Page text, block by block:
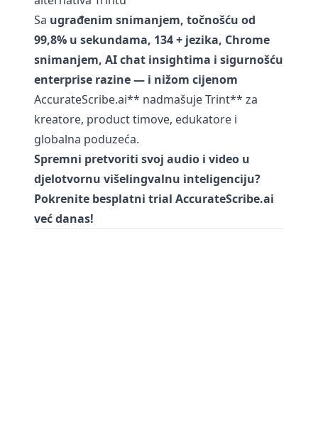
Sa ugrađenim snimanjem, točnošću od
99,8% u sekundama, 134 + jezika, Chrome
snimanjem, AI chat insightima i sigurnošću
enterprise razine — i nižom cijenom
AccurateScribe.ai** nadmašuje Trint** za
kreatore, product timove, edukatore i
globalna poduzeća.
Spremni pretvoriti svoj audio i video u
djelotvornu višelingvalnu inteligenciju?
Pokrenite besplatni trial AccurateScribe.ai
već danas!